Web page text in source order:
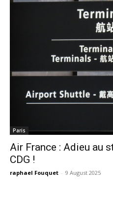
Paris
Air France : Adieu au
CDG !
raphael Fouquet - 9 August 2025